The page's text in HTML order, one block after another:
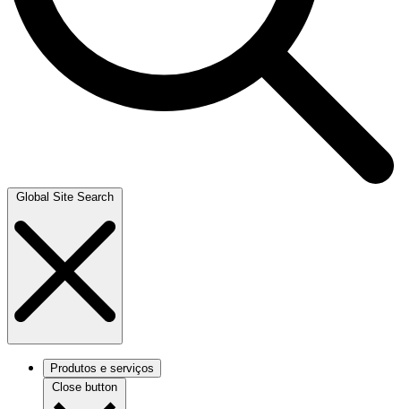
Global Site Search
Produtos e serviços
Close button